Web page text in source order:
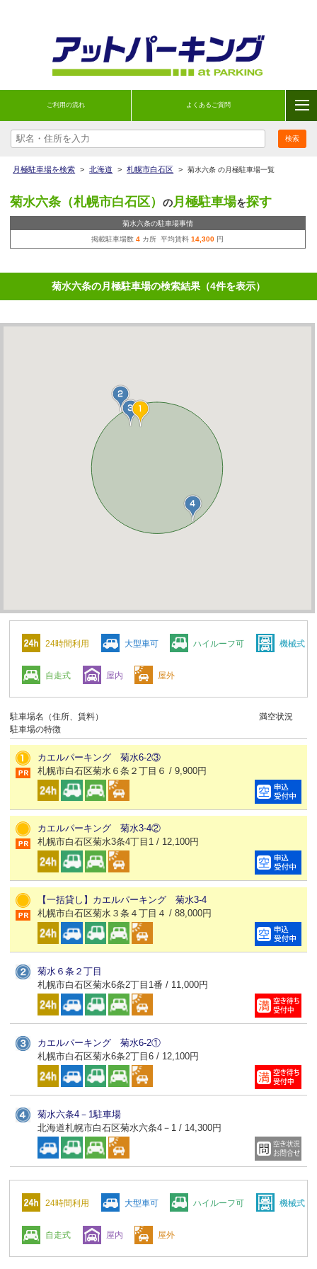
ご利用の流れ よくあるご質問
月極駐車場を検索 > 北海道 > 札幌市白石区 > 菊水六条 の月極駐車場一覧
菊水六条（札幌市白石区） の月極駐車場を探す
菊水六条の駐車場事情
掲載駐車場数4 カ所 平均賃料14,300 円
菊水六条の月極駐車場の検索結果（4件を表示）
24時間利用 大型車可 ハイルーフ可 機械式
自走式 屋内 屋外
駐車場名（住所、賃料）
駐車場の特徴
満空状況
カエルパーキング 菊水6-2③
札幌市白石区菊水６条２丁目６ / 9,900円
カエルパーキング 菊水3-4②
札幌市白石区菊水3条4丁目1 / 12,100円
【一括貸し】カエルパーキング 菊水3-4
札幌市白石区菊水３条４丁目４ / 88,000円
菊水６条２丁目
札幌市白石区菊水6条2丁目1番 / 11,000円
カエルパーキング 菊水6-2①
札幌市白石区菊水6条2丁目6 / 12,100円
菊水六条4－1駐車場
北海道札幌市白石区菊水六条4－1 / 14,300円
24時間利用 大型車可 ハイルーフ可 機械式
自走式 屋内 屋外